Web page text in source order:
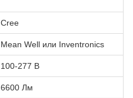
Сree
Mean Well или Inventronics
100-277 В
6600 Лм